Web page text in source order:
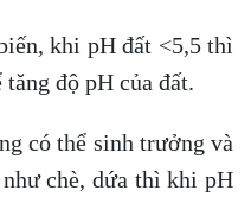
khi pH đất <5,5 thì
độ pH của đất.
có thể sinh trưởng và
chè, dứa thì khi pH